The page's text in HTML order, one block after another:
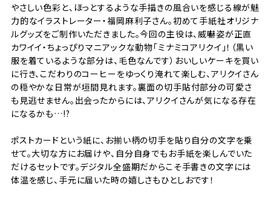
やさしい色彩と、ほっとするような手描きの風合いを感じる線が魅
力的なイラストレーター・福岡麻利子さん。初めて手紙社オリジナ
ルグッズをご制作いただきました。今回の主役は、威嚇姿が正直
カワイイ・ちょっぴりマニアックな動物「ミナミコアリクイ」！（黒い
服を着ているような部分は、毛色なんです）おいしいケーキを買い
に行き、こだわりのコーヒーをゆっくり淹れて楽しむ、アリクイさん
の穏やかな日常が垣間見れます。裏面の切手貼付部分の可愛さ
も見逃せません。出会ったからには、アリクイさんが気になる存在
になるかも…!?
ポストカードという紙に、お揃い柄の切手を貼り自分の文字を乗
せて。大切な方にお届けや、自分自身でもお手紙を楽しんでいた
だけるセットです。デジタル全盛期だからこそ手書きの文字には
体温を感じ、手元に届いた時の嬉しさもひとしおです！